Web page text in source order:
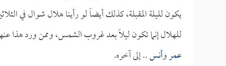
يكون لليلة المقبلة، كذلك أيضاً لو رأينا هلال شوال في
للهلال إنما تكون ليلاً بعد غروب الشمس، وممن ورد هذا
عمروأنس.. إلى آخره.